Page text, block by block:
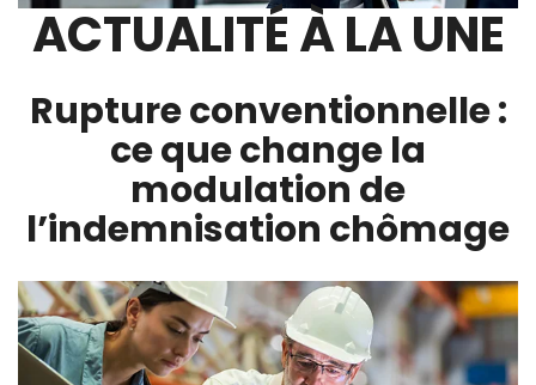
ACTUALITÉ À LA UNE
Rupture conventionnelle :
ce que change la
modulation de
l’indemnisation chômage